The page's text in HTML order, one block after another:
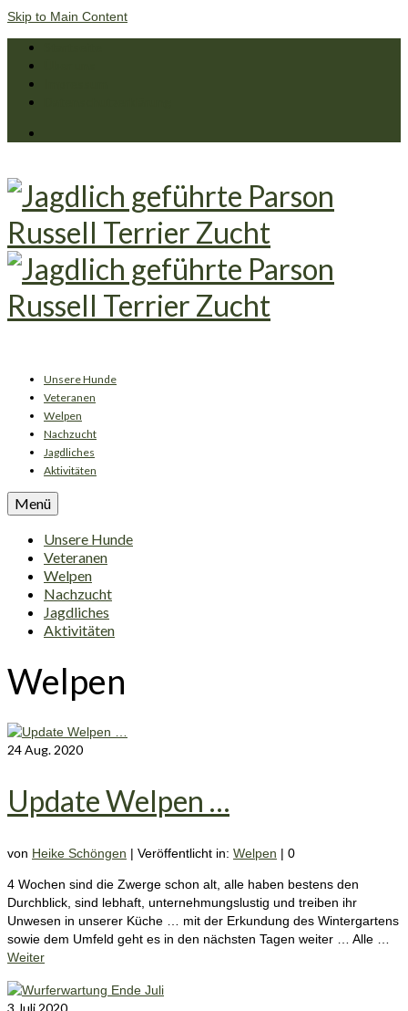
Skip to Main Content
Unsere Hunde
Veteranen
Welpen
Nachzucht
Jagdliches
Aktivitäten
Menü
Unsere Hunde
Veteranen
Welpen
Nachzucht
Jagdliches
Aktivitäten
Welpen
24Aug. 2020
Update Welpen …
von Heike Schöngen | Veröffentlicht in: Welpen | 0
4 Wochen sind die Zwerge schon alt, alle haben bestens den
Durchblick, sind lebhaft, unternehmungslustig und treiben ihr
Unwesen in unserer Küche … mit der Erkundung des Wintergartens
sowie dem Umfeld geht es in den nächsten Tagen weiter … Alle …
Weiter
3 Juli 2020